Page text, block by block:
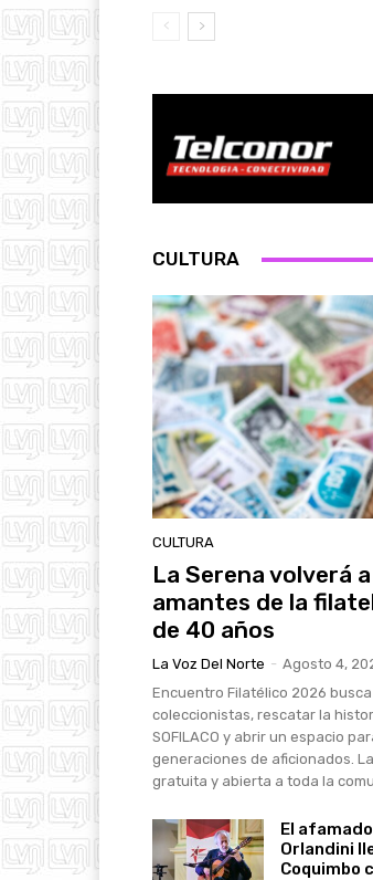
CULTURA
CULTURA
La Serena volverá
amantes de la
de 40 años
La Voz Del Norte - Agosto 4,
Encuentro Filatélico 2026
coleccionistas, rescatar la
SOFILACO y abrir un espacio
generaciones de aficionados.
gratuita y abierta a toda la
El
Orlandini
Coquimbo